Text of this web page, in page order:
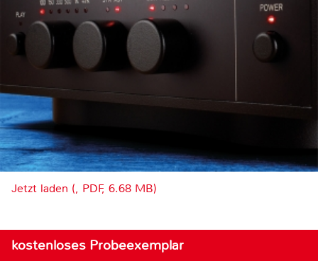
Jetzt laden (, PDF, 6.68 MB)
kostenloses Probeexemplar